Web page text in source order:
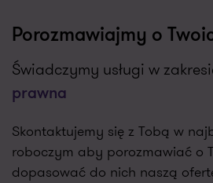
Porozmawiajmy o
Świadczymy usługi w
prawna
Skontaktujemy się z Tobą w
roboczym aby porozmawiać o
dopasować do nich naszą